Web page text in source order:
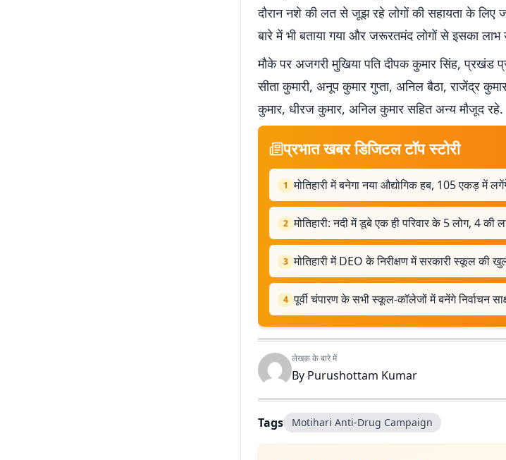
दौरान नशे की लत से जूझ रहे लोगों की सहायता के लिए
बारे में भी बताया गया और जरूरतमंद लोगों से इसका
मौके पर अजगरी मुखिया पति दीपक कुमार सिंह, प्रखंड
सीता कुमारी, अनूप कुमार गुप्ता, अनिल बैठा, राजेंद्र
कुमार, धीरज कुमार, अनिल कुमार सहित अन्य मौजूद रहे.
प्रभात खबर डिजिटल टॉप स्टोरी
1 मोतिहारी में बनेगा नया औद्योगिक हब, 105 एकड़ में
2 मोतिहारी: नदी में डूबे एक ही परिवार के 5 लोग, 4 की
3 मोतिहारी में DEO के निरीक्षण में सरकारी स्कूल की
4 पूर्वी चंपारण के सभी स्कूल-कॉलेजों में बनेंगे निर्वाचन
लेखक के बारे में
By Purushottam Kumar
Tags Motihari Anti-Drug Campaign